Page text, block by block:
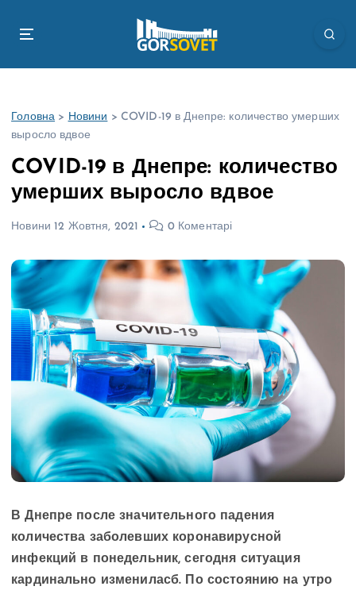
Головна > Новини > COVID-19 в Днепре: количество умерших
выросло вдвое
COVID-19 в Днепре: количество
умерших выросло вдвое
Новини 12 Жовтня, 2021 0 Коментарі
В Днепре после значительного падения
количества заболевших коронавирусной
инфекций в понедельник, сегодня ситуация
кардинально измениласб. По состоянию на утро